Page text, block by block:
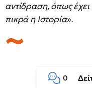
αντίδραση, όπως έχει
πικρά η Ιστορία».
0